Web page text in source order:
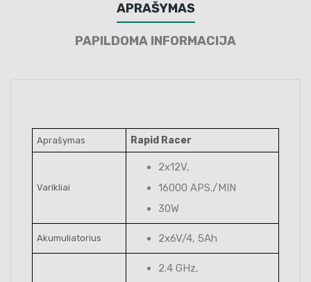
APRAŠYMAS
PAPILDOMA INFORMACIJA
Aprašymas Rapid Racer
Varikliai
2x12V,
16000 APS./MIN
30W
Akumuliatorius 2x6V/4, 5Ah
2.4 GHz,